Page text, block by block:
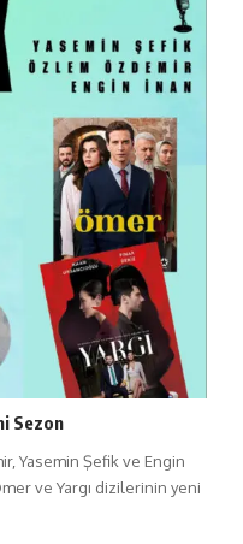
Sezon
Yasemin Şefik ve Engin
ve Yargı dizilerinin yeni